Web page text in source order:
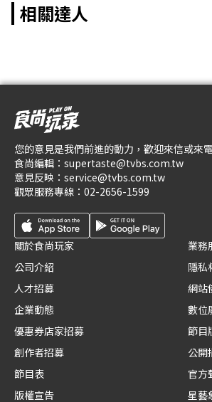
相關達人
您的意見是我們前進的動力，歡迎來信或來
食尚編輯： supertaste@tvbs.com.tw
意見反映： service@tvbs.com.tw
觀眾服務專線： 02-2656-1599
關於食尚玩家
公司介紹
人才招募
企業動態
優惠券店家招募
創作者招募
節目表
版權宣告
業務
隱私
網站
數位
節目
公開
官方
星藝